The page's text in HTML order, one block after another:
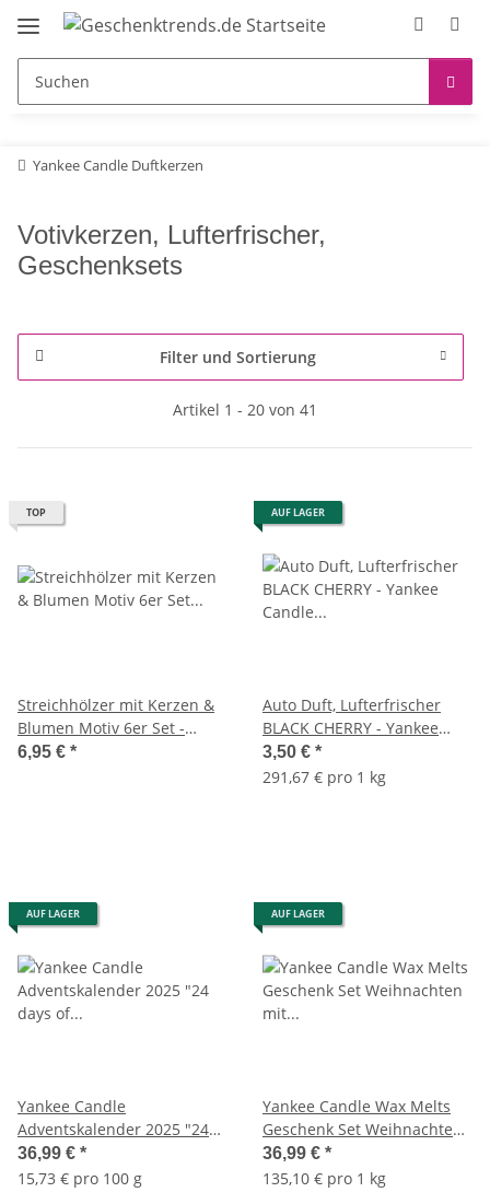
Yankee Candle Duftkerzen
Votivkerzen, Lufterfrischer,
Geschenksets
Filter und Sortierung
Artikel 1 - 20 von 41
TOP
Streichhölzer mit Kerzen &
Blumen Motiv 6er Set -
lange Streichhölzer /
6,95 € *
AUF LAGER
Auto Duft, Lufterfrischer
BLACK CHERRY - Yankee
Candle Car Jar Paper,
Raumduft, Autoduft
3,50 € *
291,67 € pro 1 kg
AUF LAGER
Yankee Candle
Adventskalender 2025 "24
days of fragrance"
Adventskranz - Inhalt: 24
36,99 € *
15,73 € pro 100 g
AUF LAGER
Yankee Candle Wax Melts
Geschenk Set Weihnachten
mit Duftlampe und 12
verschiedenen Düften -
36,99 € *
135,10 € pro 1 kg